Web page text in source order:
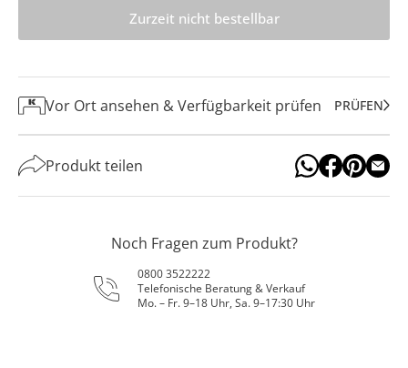
Zurzeit nicht bestellbar
Vor Ort ansehen & Verfügbarkeit prüfen PRÜFEN
Produkt teilen
Noch Fragen zum Produkt?
0800 3522222
Telefonische Beratung & Verkauf
Mo. – Fr. 9–18 Uhr, Sa. 9–17:30 Uhr